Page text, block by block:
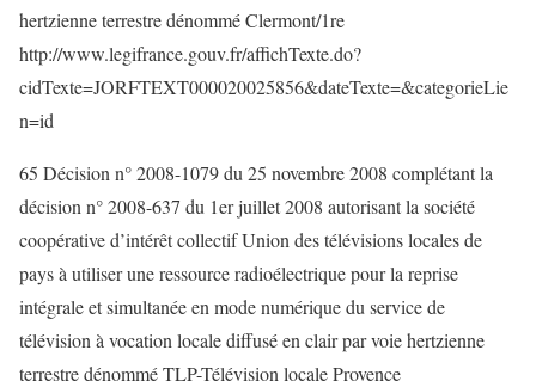
hertzienne terrestre dénommé Clermont/1re
http://www.legifrance.gouv.fr/affichTexte.do?
cidTexte=JORFTEXT000020025856&dateTexte=&categorieLie
n=id
65 Décision n° 2008-1079 du 25 novembre 2008 complétant la
décision n° 2008-637 du 1er juillet 2008 autorisant la société
coopérative d’intérêt collectif Union des télévisions locales de
pays à utiliser une ressource radioélectrique pour la reprise
intégrale et simultanée en mode numérique du service de
télévision à vocation locale diffusé en clair par voie hertzienne
terrestre dénommé TLP-Télévision locale Provence